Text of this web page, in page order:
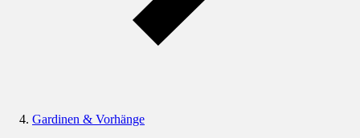
Gardinen & Vorhänge